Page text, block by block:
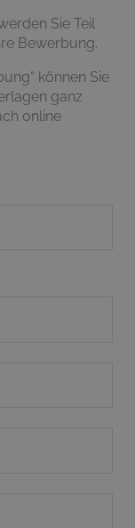
Sie Teil
Bewerbung.
können Sie
ganz
online